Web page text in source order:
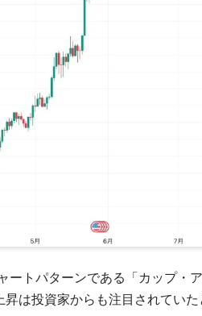
ートパターンである「カップ・
は投資家からも注目されていた